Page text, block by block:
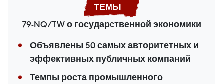
79-NQ/TW о государственной экономики
Объявлены 50 самых авторитетных и
эффективных публичных компаний
Темпы роста промышленного